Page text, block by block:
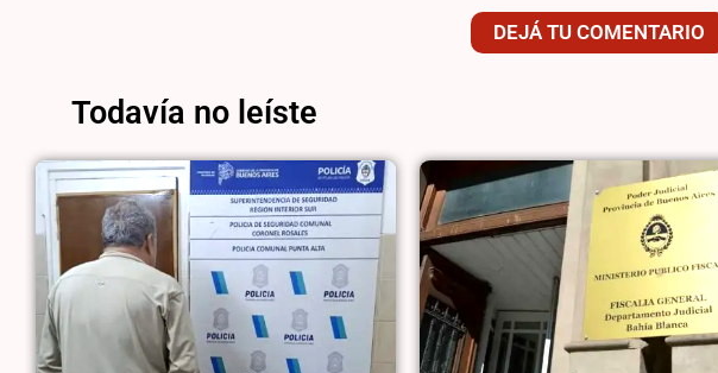
DEJÁ TU COMENTARIO
Todavía no leíste